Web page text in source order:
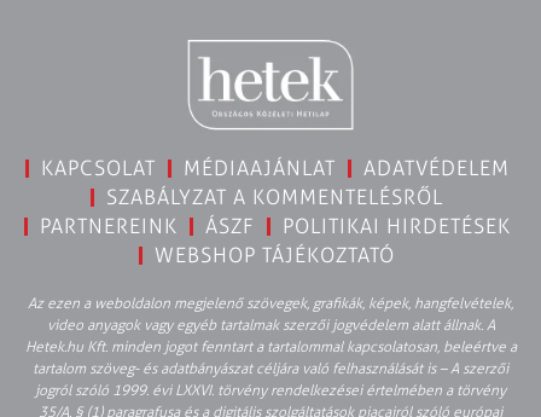
KAPCSOLAT MÉDIAAJÁNLAT
ADATVÉDELEM
SZABÁLYZAT A KOMMENTELÉSRŐL
PARTNEREINK
ÁSZF
POLITIKAI HIRDETÉSEK
WEBSHOP TÁJÉKOZTATÓ
Az ezen a weboldalon megjelenő szövegek, grafikák, képek, hangfelvételek,
video anyagok vagy egyéb tartalmak szerzői jogvédelem alatt állnak. A
Hetek.hu Kft. minden jogot fenntart a tartalommal kapcsolatosan, beleértve a
tartalom szöveg- és adatbányászat céljára való felhasználását is – A szerzői
jogról szóló 1999. évi LXXVI. törvény rendelkezései értelmében a törvény
35/A. § (1) paragrafusa és a digitális szolgáltatások piacairól szóló európai